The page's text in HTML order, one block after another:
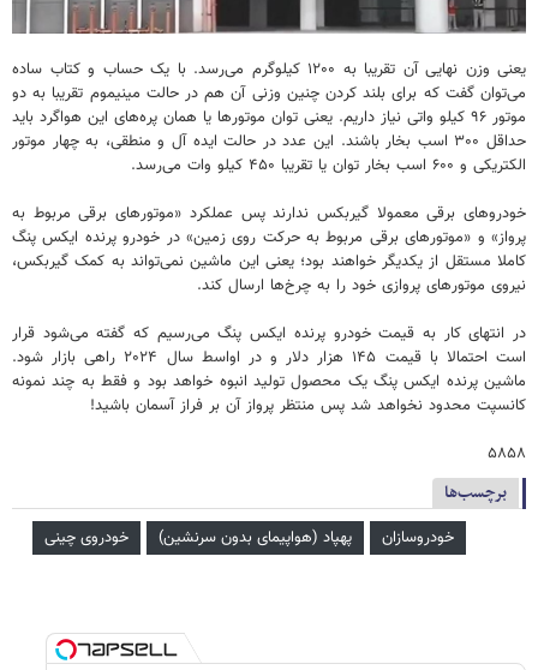
یعنی وزن نهایی آن تقریبا به ۱۲۰۰ کیلوگرم می‌رسد. با یک حساب و کتاب ساده
می‌توان گفت که برای بلند کردن چنین وزنی آن هم در حالت مینیموم تقریبا به دو
موتور ۹۶ کیلو واتی نیاز داریم. یعنی توان موتورها یا همان پره‌های این هواگرد باید
حداقل ۳۰۰ اسب بخار باشند. این عدد در حالت ایده آل و منطقی، به چهار موتور
الکتریکی و ۶۰۰ اسب بخار توان یا تقریبا ۴۵۰ کیلو وات می‌رسد.
خودروهای برقی معمولا گیربکس ندارند پس عملکرد «موتورهای برقی مربوط به
پرواز» و «موتورهای برقی مربوط به حرکت روی زمین» در خودرو پرنده ایکس پنگ
کاملا مستقل از یکدیگر خواهند بود؛ یعنی این ماشین نمی‌تواند به کمک گیربکس،
نیروی موتورهای پروازی خود را به چرخ‌ها ارسال کند.
در انتهای کار به قیمت خودرو پرنده ایکس پنگ می‌رسیم که گفته می‌شود قرار
است احتمالا با قیمت ۱۴۵ هزار دلار و در اواسط سال ۲۰۲۴ راهی بازار شود.
ماشین پرنده ایکس پنگ یک محصول تولید انبوه خواهد بود و فقط به چند نمونه
کانسپت محدود نخواهد شد پس منتظر پرواز آن بر فراز آسمان باشید!
۵۸۵۸
برچسب‌ها
خودروسازان پهپاد (هواپیمای بدون سرنشین) خودروی چینی